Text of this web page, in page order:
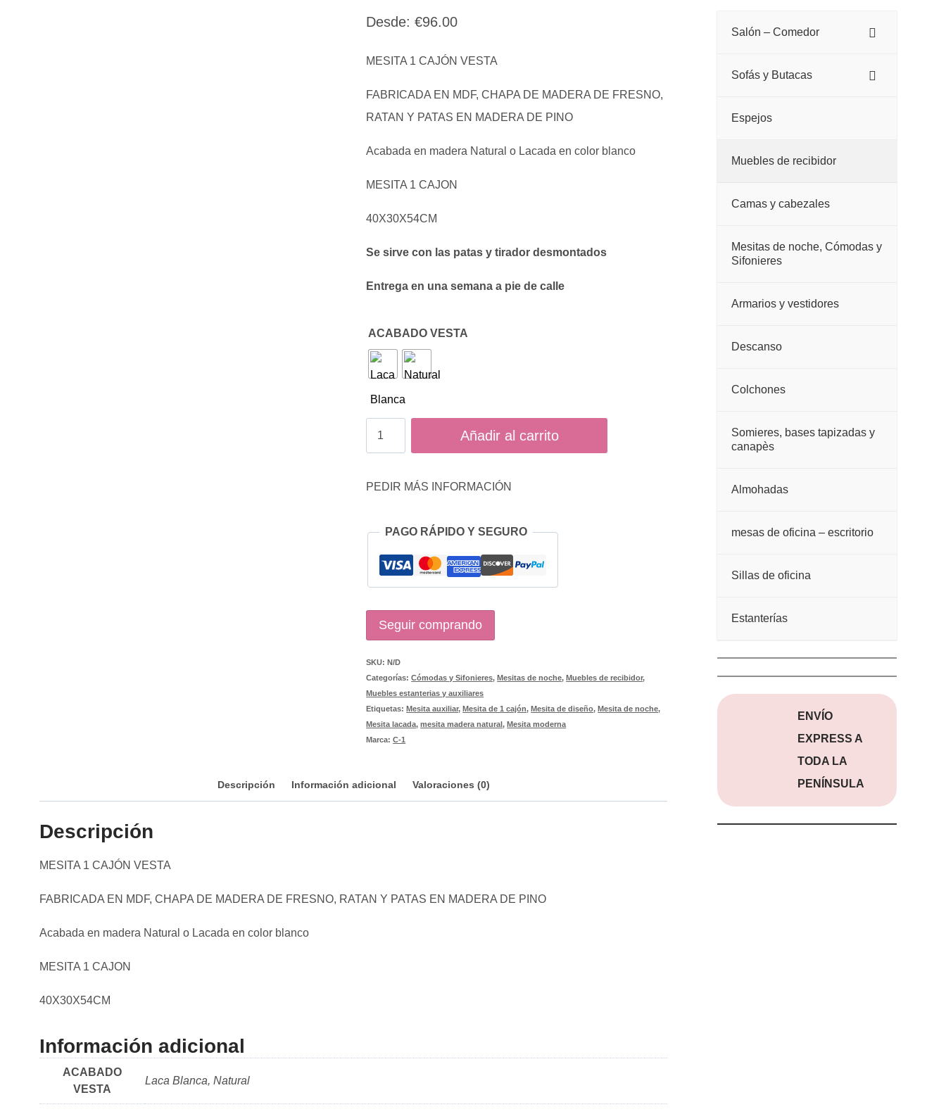
Desde:€96.00
MESITA 1 CAJÓN VESTA
FABRICADA EN MDF, CHAPA DE MADERA DE FRESNO,
RATAN Y PATAS EN MADERA DE PINO
Acabada en madera Natural o Lacada en color blanco
MESITA 1 CAJON
40X30X54CM
Se sirve con las patas y tirador desmontados
Entrega en una semana a pie de calle
ACABADO VESTA
Mesita
1
Añadir al carrito
PEDIR MÁS INFORMACIÓN
PAGO RÁPIDO Y SEGURO
Seguir comprando
SKU:N/D
Categorías:Cómodas y Sifonieres,Mesitas de noche,Muebles de recibidor,
Muebles estanterias y auxiliares
Etiquetas:Mesita auxiliar,Mesita de 1 cajón,Mesita de diseño,Mesita de noche,
Mesita lacada,mesita madera natural,Mesita moderna
Marca:C-1
Descripción Información adicional Valoraciones (0)
Descripción
MESITA 1 CAJÓN VESTA
FABRICADA EN MDF, CHAPA DE MADERA DE FRESNO, RATAN Y PATAS EN MADERA DE PINO
Acabada en madera Natural o Lacada en color blanco
MESITA 1 CAJON
40X30X54CM
Información adicional
ACABADO
VESTA
Laca Blanca, Natural
Salón – Comedor
Sofás y Butacas
Espejos
Muebles de recibidor
Camas y cabezales
Mesitas de noche, Cómodas y
Sifonieres
Armarios y vestidores
Descanso
Colchones
Somieres, bases tapizadas y
canapès
Almohadas
mesas de oficina – escritorio
Sillas de oficina
Estanterías
ENVÍO
EXPRESS A
TODA LA
PENÍNSULA